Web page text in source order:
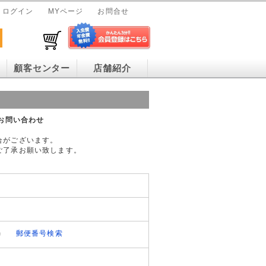
ログイン MYページ お問合せ
顧客センター 店舗紹介
問い合わせ
ございます。
承お願い致します。
郵便番号検索